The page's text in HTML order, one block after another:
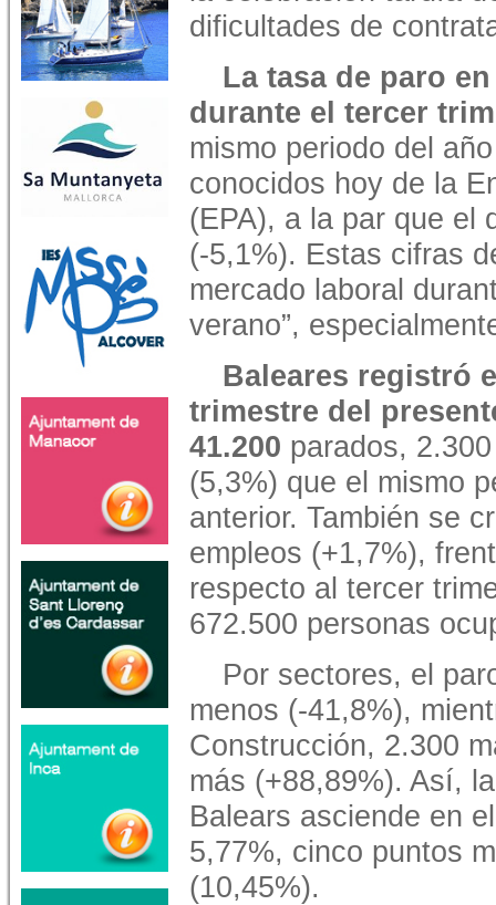
dificultades de
La tasa de paro
durante el tercer
mismo periodo del
conocidos hoy de la
(EPA), a la par que el
(-5,1%). Estas cifras
mercado laboral
verano”,
Baleares registró
trimestre del
41.200 parados,
(5,3%) que el mismo
anterior. También se
empleos (+1,7%),
respecto al tercer
672.500 personas
Por sectores, el
menos (-41,8%),
Construcción, 2.300
más (+88,89%). Así,
Balears asciende en
5,77%, cinco puntos
(10,45%).